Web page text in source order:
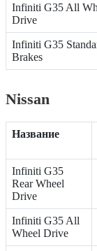
Infiniti G35 All
Drive
Infiniti G35
Brakes
Nissan
Название
Infiniti G35
Rear Wheel
Drive
Infiniti G35 All
Wheel Drive